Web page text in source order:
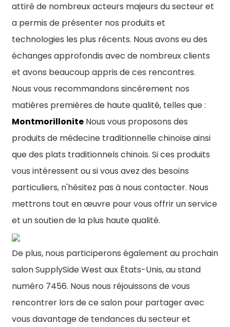
attiré de nombreux acteurs majeurs du secteur et
a permis de présenter nos produits et
technologies les plus récents. Nous avons eu des
échanges approfondis avec de nombreux clients
et avons beaucoup appris de ces rencontres.
Nous vous recommandons sincèrement nos
matières premières de haute qualité, telles que :
MontmorilloniteNous vous proposons des
produits de médecine traditionnelle chinoise ainsi
que des plats traditionnels chinois. Si ces produits
vous intéressent ou si vous avez des besoins
particuliers, n'hésitez pas à nous contacter. Nous
mettrons tout en œuvre pour vous offrir un service
et un soutien de la plus haute qualité.
De plus, nous participerons également au prochain
salon SupplySide West aux États-Unis, au stand
numéro 7456. Nous nous réjouissons de vous
rencontrer lors de ce salon pour partager avec
vous davantage de tendances du secteur et